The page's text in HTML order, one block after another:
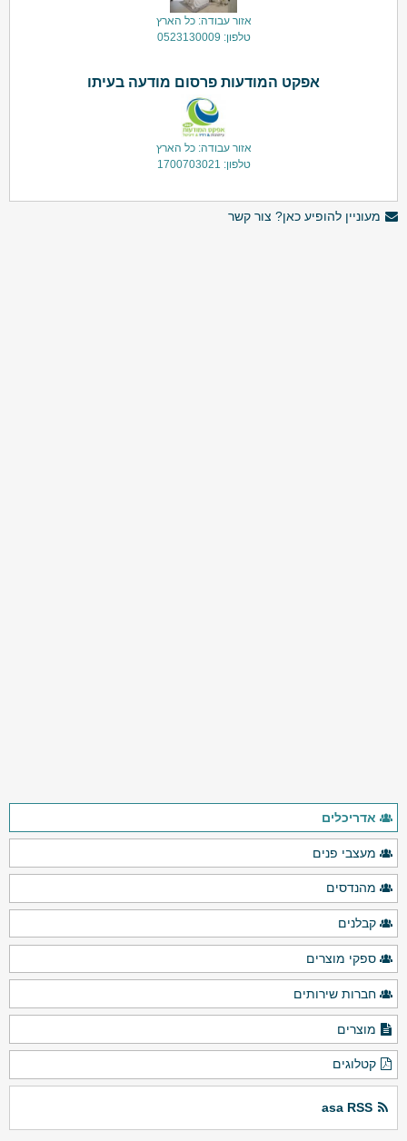
אזור עבודה: כל הארץ
טלפון: 0523130009
אפקט המודעות פרסום מודעה בעיתו
אזור עבודה: כל הארץ
טלפון: 1700703021
מעוניין להופיע כאן? צור קשר
אדריכלים
מעצבי פנים
מהנדסים
קבלנים
ספקי מוצרים
חברות שירותים
מוצרים
קטלוגים
asa RSS